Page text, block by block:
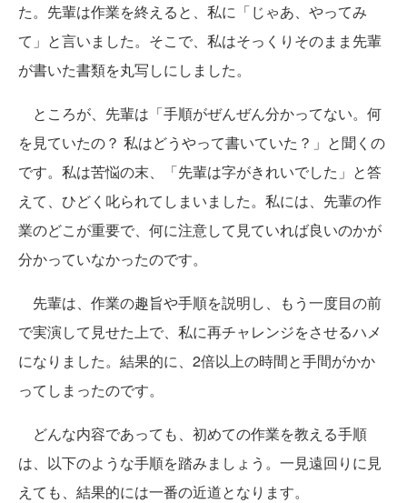
た。先輩は作業を終えると、私に「じゃあ、やってみ
て」と言いました。そこで、私はそっくりそのまま先輩
が書いた書類を丸写しにしました。
ところが、先輩は「手順がぜんぜん分かってない。何
を見ていたの？ 私はどうやって書いていた？」と聞くの
です。私は苦悩の末、「先輩は字がきれいでした」と答
えて、ひどく叱られてしまいました。私には、先輩の作
業のどこが重要で、何に注意して見ていれば良いのかが
分かっていなかったのです。
先輩は、作業の趣旨や手順を説明し、もう一度目の前
で実演して見せた上で、私に再チャレンジをさせるハメ
になりました。結果的に、2倍以上の時間と手間がかか
ってしまったのです。
どんな内容であっても、初めての作業を教える手順
は、以下のような手順を踏みましょう。一見遠回りに見
えても、結果的には一番の近道となります。